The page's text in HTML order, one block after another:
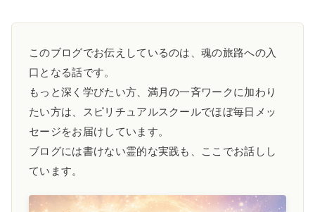
このブログでお伝えしているのは、魂の旅路への入
口となる話です。
もっと深く学びたい方、満月の一斉ワークに加わり
たい方は、スピリチュアルスクールでほぼ毎日メッ
セージをお届けしています。
ブログには書けない霊的な実践も、ここでお話しし
ています。